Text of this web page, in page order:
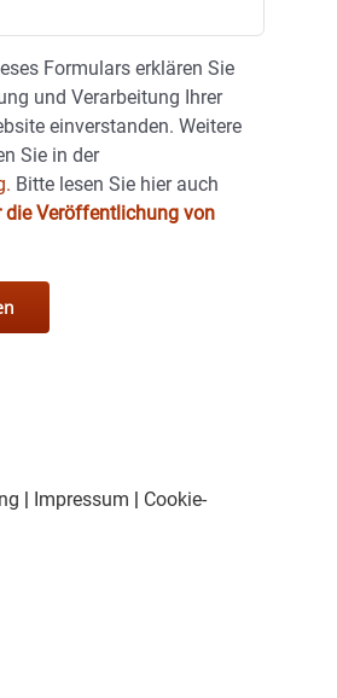
Formulars erklären Sie
und Verarbeitung Ihrer
einverstanden. Weitere
Sie in der
Bitte lesen Sie hier auch
Veröffentlichung von
| Impressum | Cookie-